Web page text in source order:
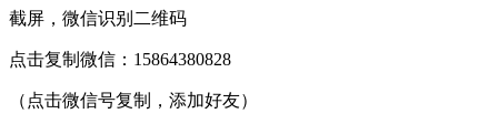
截屏，微信识别二维码
点击复制微信：15864380828
（点击微信号复制，添加好友）